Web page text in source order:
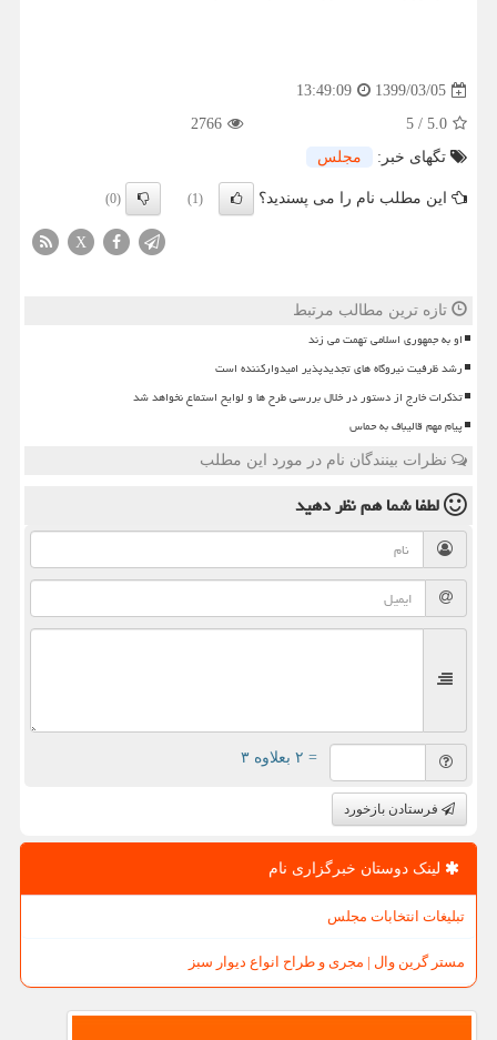
1399/03/05
13:49:09
5.0
/
5
2766
تگهای خبر:
مجلس
این مطلب نام را می پسندید؟ (1)
(0)
X
تازه ترین مطالب مرتبط
او به جمهوری اسلامی تهمت می زند
رشد ظرفیت نیروگاه های تجدیدپذیر امیدوارکننده است
تذکرات خارج از دستور در خلال بررسی طرح ها و لوایح استماع نخواهد شد
پیام مهم قالیباف به حماس
نظرات بینندگان نام در مورد این مطلب
لطفا شما همنظر دهید
= ۲ بعلاوه ۳
فرستادن بازخورد
لینک دوستان خبرگزاری نام
تبلیغات انتخابات مجلس
مستر گرین وال | مجری و طراح انواع دیوار سبز